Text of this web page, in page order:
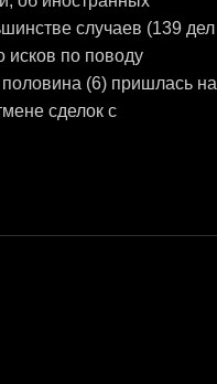
случаев (139 дел
исков по поводу
(6) пришлась на
сделок с